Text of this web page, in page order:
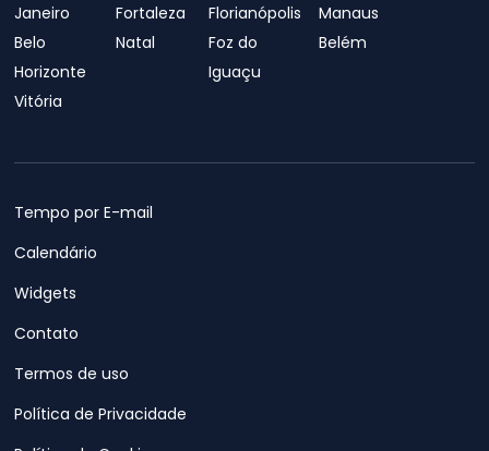
Janeiro
Belo
Horizonte
Vitória
Fortaleza
Natal
Florianópolis
Foz do
Iguaçu
Manaus
Belém
Tempo por E-mail
Calendário
Widgets
Contato
Termos de uso
Política de Privacidade